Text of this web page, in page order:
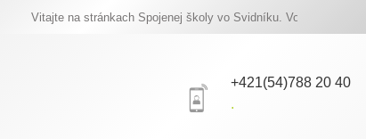
Vitajte na stránkach Spojenej školy vo Svidníku. Voľné pracovné miesta.
+421(54)788 20 40
.